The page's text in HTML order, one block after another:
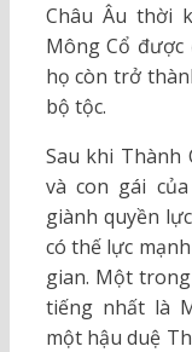
Châu Âu thời
Mông Cổ được
họ còn trở
bộ tộc.
Sau khi Thành
và con gái
giành quyền
có thế lực
gian. Một
tiếng nhất là
một hậu duệ